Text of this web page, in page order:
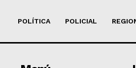
POLÍTICA POLICIAL